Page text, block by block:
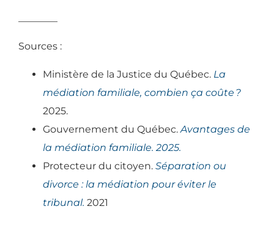
Sources :
Ministère de la Justice du Québec. La
médiation familiale, combien ça coûte ?
2025.
Gouvernement du Québec. Avantages de
la médiation familiale. 2025.
Protecteur du citoyen. Séparation ou
divorce : la médiation pour éviter le
tribunal. 2021